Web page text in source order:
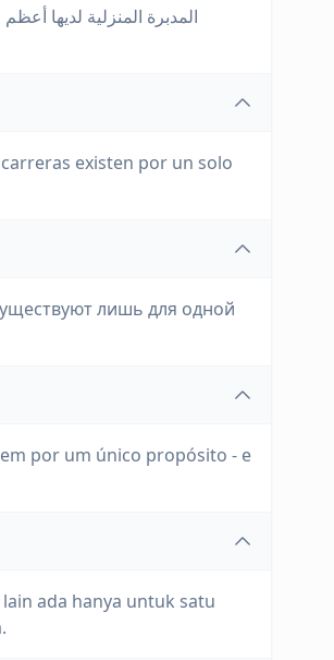
المدبرة المنزلية لديها
existen por un solo
лишь для одной
por um único propósito - e
ada hanya untuk satu